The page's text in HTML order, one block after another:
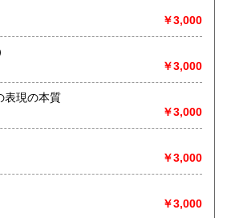
社会科学、自然科学、美術工芸、国
籍、近代文献、趣味、外国書、サブ
￥3,000
￥3,000
現の本質
￥3,000
￥3,000
￥3,000